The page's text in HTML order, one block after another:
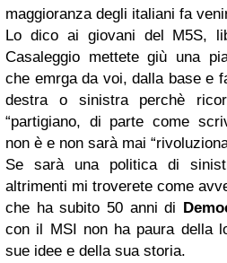
maggioranza degli italiani fa
Lo dico ai giovani del M5S,
Casaleggio mettete giù una
che emrga da voi, dalla base e
destra o sinistra perchè
“partigiano, di parte come
non è e non sarà mai
Se sarà una politica di
altrimenti mi troverete come
che ha subito 50 anni di
con il MSI non ha paura della
sue idee e della sua storia.